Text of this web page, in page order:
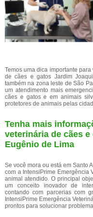
Temos uma dica importante
de cães e gatos Jardim
também na zona leste de São
um atendimento mais
cães e gatos e em animais
protetores de animais pelas
Tenha mais
veterinária de cães
Eugênio de Lima
Se você mora ou está em Santo
com a IntensiPrime Emergência
animal atendido. O principal
um conceito inovador de
contando com parcerias com
IntensiPrime Emergência
prontos para solucionar